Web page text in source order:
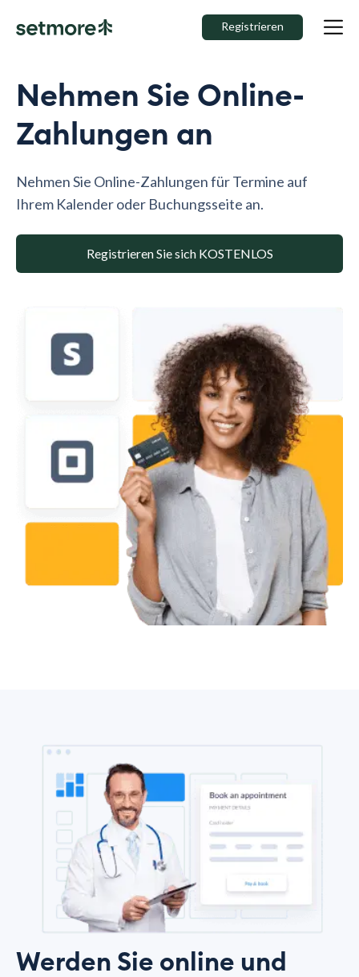
Registrieren
Nehmen Sie Online-
Zahlungen an
Nehmen Sie Online-Zahlungen für Termine auf
Ihrem Kalender oder Buchungsseite an.
Registrieren Sie sich KOSTENLOS
Werden Sie online und